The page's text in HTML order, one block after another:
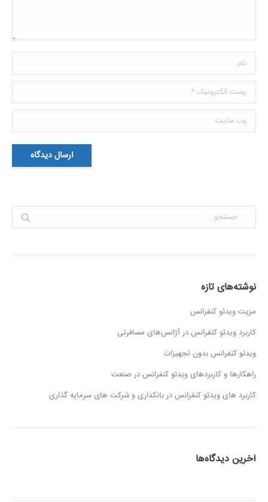
پست الکترونیک *
وب سایت
ارسال دیدگاه
نوشته‌های تازه
مزیت ویدئو کنفرانس
کاربرد ویدئو کنفرانس در آژانس‌های مسافرتی
ویدئو کنفرانس بدون تجهیزات
راهکارها و کاربردهای ویدئو کنفرانس در صنعت
کاربرد های ویدئو کنفرانس در بانکداری و شرکت های سرمایه گذاری
آخرین دیدگاه‌ها